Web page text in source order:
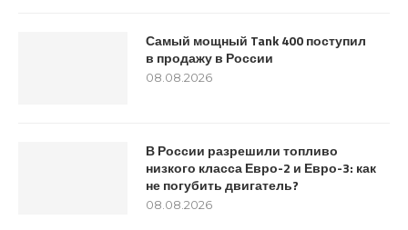
Самый мощный Tank 400 поступил
в продажу в России
08.08.2026
В России разрешили топливо
низкого класса Евро-2 и Евро-3: как
не погубить двигатель?
08.08.2026